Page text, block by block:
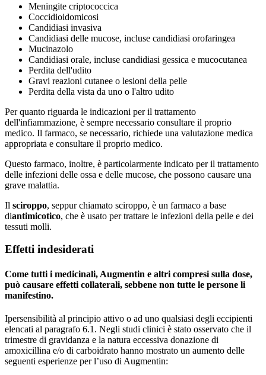
Meningite criptococcica
Coccidioidomicosi
Candidiasi invasiva
Candidiasi delle mucose, incluse candidiasi orofaringea
Mucinazolo
Candidiasi orale, incluse candidiasi gessica e mucocutanea
Perdita dell'udito
Gravi reazioni cutanee o lesioni della pelle
Perdita della vista da uno o l'altro udito
Per quanto riguarda le indicazioni per il trattamento
dell'infiammazione, è sempre necessario consultare il proprio
medico. Il farmaco, se necessario, richiede una valutazione medica
appropriata e consultare il proprio medico.
Questo farmaco, inoltre, è particolarmente indicato per il trattamento
delle infezioni delle ossa e delle mucose, che possono causare una
grave malattia.
Il sciroppo, seppur chiamato sciroppo, è un farmaco a base
diantimicotico, che è usato per trattare le infezioni della pelle e dei
tessuti molli.
Effetti indesiderati
Come tutti i medicinali, Augmentin e altri compresi sulla dose,
può causare effetti collaterali, sebbene non tutte le persone li
manifestino.
Ipersensibilità al principio attivo o ad uno qualsiasi degli eccipienti
elencati al paragrafo 6.1. Negli studi clinici è stato osservato che il
trimestre di gravidanza e la natura eccessiva donazione di
amoxicillina e/o di carboidrato hanno mostrato un aumento delle
seguenti esperienze per l’uso di Augmentin: